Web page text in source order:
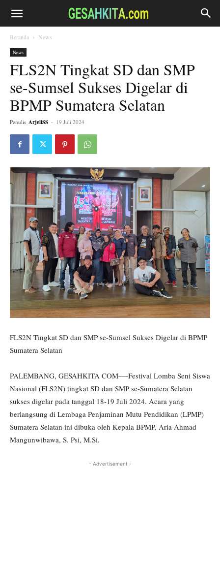
Beranda News
News
FLS2N Tingkat SD dan SMP
se-Sumsel Sukses Digelar di
BPMP Sumatera Selatan
Penulis ArjeliSS - 19 Juli 2024
FLS2N Tingkat SD dan SMP se-Sumsel Sukses Digelar di BPMP
Sumatera Selatan
PALEMBANG, GESAHKITA COM—-Festival Lomba Seni Siswa
Nasional (FLS2N) tingkat SD dan SMP se-Sumatera Selatan
sukses digelar pada tanggal 18-19 Juli 2024. Acara yang
berlangsung di Lembaga Penjaminan Mutu Pendidikan (LPMP)
Sumatera Selatan ini dibuka oleh Kepala BPMP, Aria Ahmad
Mangunwibawa, S. Psi, M.Si.
- Advertisement -